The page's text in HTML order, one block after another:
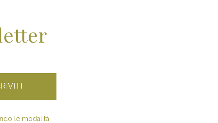
le modalità